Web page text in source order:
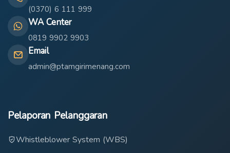
(0370) 6 111 999
WA Center
0819 9902 9903
Email
admin@ptamgirimenang.com
Pelaporan Pelanggaran
Whistleblower System (WBS)